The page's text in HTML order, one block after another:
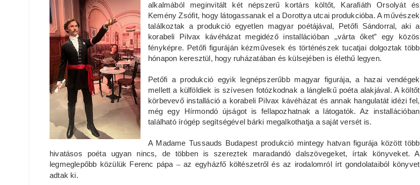
alkalmából meginvitált két népszerű kortárs költőt, Karafiáth Orsolyát és
Kemény Zsófit, hogy látogassanak el a Dorottya utcai produkcióba. A művészek
találkoztak a produkció egyetlen magyar poétájával, Petőfi Sándorral, aki a
korabeli Pilvax kávéházat megidéző installációban „várta őket” egy közös
fényképre. Petőfi figuráján kézművesek és történészek tucatjai dolgoztak több
hónapon keresztül, hogy ruházatában és külsejében is élethű legyen.
Petőfi a produkció egyik legnépszerűbb magyar figurája, a hazai vendégek
mellett a külföldiek is szívesen fotózkodnak a lánglelkű poéta alakjával. A költőt
körbevevő installáció a korabeli Pilvax kávéházat és annak hangulatát idézi fel,
még egy Hírmondó újságot is fellapozhatnak a látogatók. Az installációban
található írógép segítségével bárki megalkothatja a saját versét is.
A Madame Tussauds Budapest produkció mintegy hatvan figurája között több
hivatásos poéta ugyan nincs, de többen is szereztek maradandó dalszövegeket, írtak könyveket. A
legmeglepőbb közülük Ferenc pápa –az egyházfő költészetről és az irodalomról írt gondolataiból könyvet
adtak ki.